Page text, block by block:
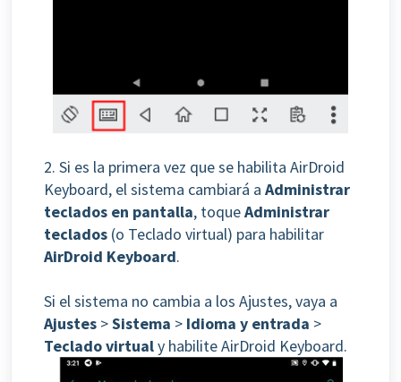
2. Si es la primera vez que se habilita AirDroid
Keyboard, el sistema cambiará a Administrar
teclados en pantalla, toqueAdministrar
teclados (o Teclado virtual) para habilitar
AirDroid Keyboard.
Si el sistema no cambia a los Ajustes, vaya a
Ajustes >Sistema > Idioma y entrada >
Teclado virtualy habilite AirDroid Keyboard.